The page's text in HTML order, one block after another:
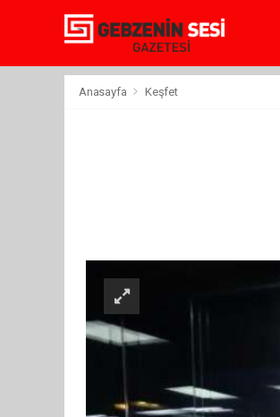
Anasayfa Keşfet